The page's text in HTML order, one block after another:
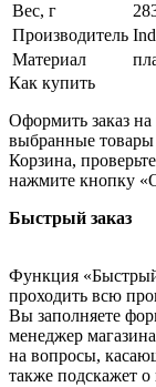
Вес, г
Производитель
Материал
Как купить
Оформить заказ на
выбранные товары
Корзина,
нажмите кнопку
Быстрый заказ
Функция «Быстрый
проходить всю
Вы заполняете
менеджер
на вопросы,
также подскажет о